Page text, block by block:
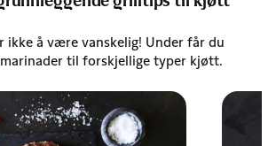
ikke å være vanskelig! Under får du
til forskjellige typer kjøtt.